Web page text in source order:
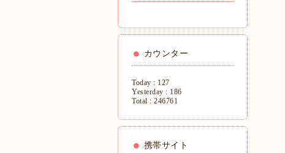
カウンター
Today : 127
Yesterday : 186
Total : 246761
携帯サイト